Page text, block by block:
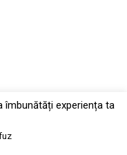
experiența ta